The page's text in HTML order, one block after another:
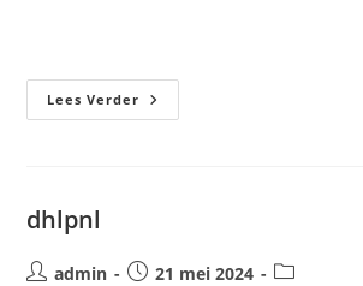
Lees Verder Buienalarm
dhlpnl
Bericht
admin
Bericht21 mei 2024